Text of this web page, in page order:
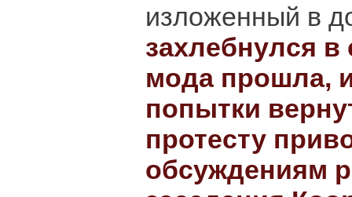
изложенный в
захлебнулся
мода прошла,
попытки
протесту
обсуждениям